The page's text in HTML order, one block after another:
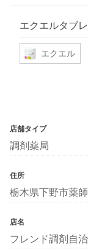
エクエルタブ
エクエル
店舗タイプ
調剤薬局
住所
栃木県下野市薬
店名
フレンド調剤自